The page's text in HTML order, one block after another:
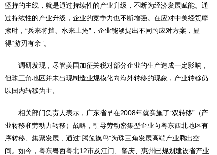
坚持的主线，就是通过持续性的产业升级，不断为经济发展赋能。通
过持续性的产业升级，企业的竞争力也不断增强。在应对中美经贸摩
擦时，“兵来将挡、水来土掩”，企业能够提出不同的应对方案，显
得“游刃有余”。
调研发现，尽管美国加征关税对部分企业的生产造成一定影响，
但珠三角地区并未出现制造业规模化向海外转移的现象，产业转移仍
以国内转移为主。
相关部门负责人表示，广东省早在2008年就实施了“双转移”（产
业转移和劳动力转移）战略，引导劳动密集型企业向粤东西北地区有
序转移、集聚发展，通过“腾笼换鸟”为珠三角发展高端产业腾出空
间。如今，粤东粤西粤北12市及江门、肇庆、惠州已规划建设省产业